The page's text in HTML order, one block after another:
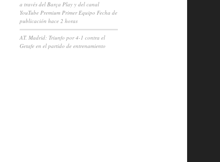
a través del Barça Play y del canal
YouTube Premium Primer Equipo Fecha de
publicación hace 2 horas
AT. Madrid: Triunfo por 4-1 contra el
Getafe en el partido de entrenamiento